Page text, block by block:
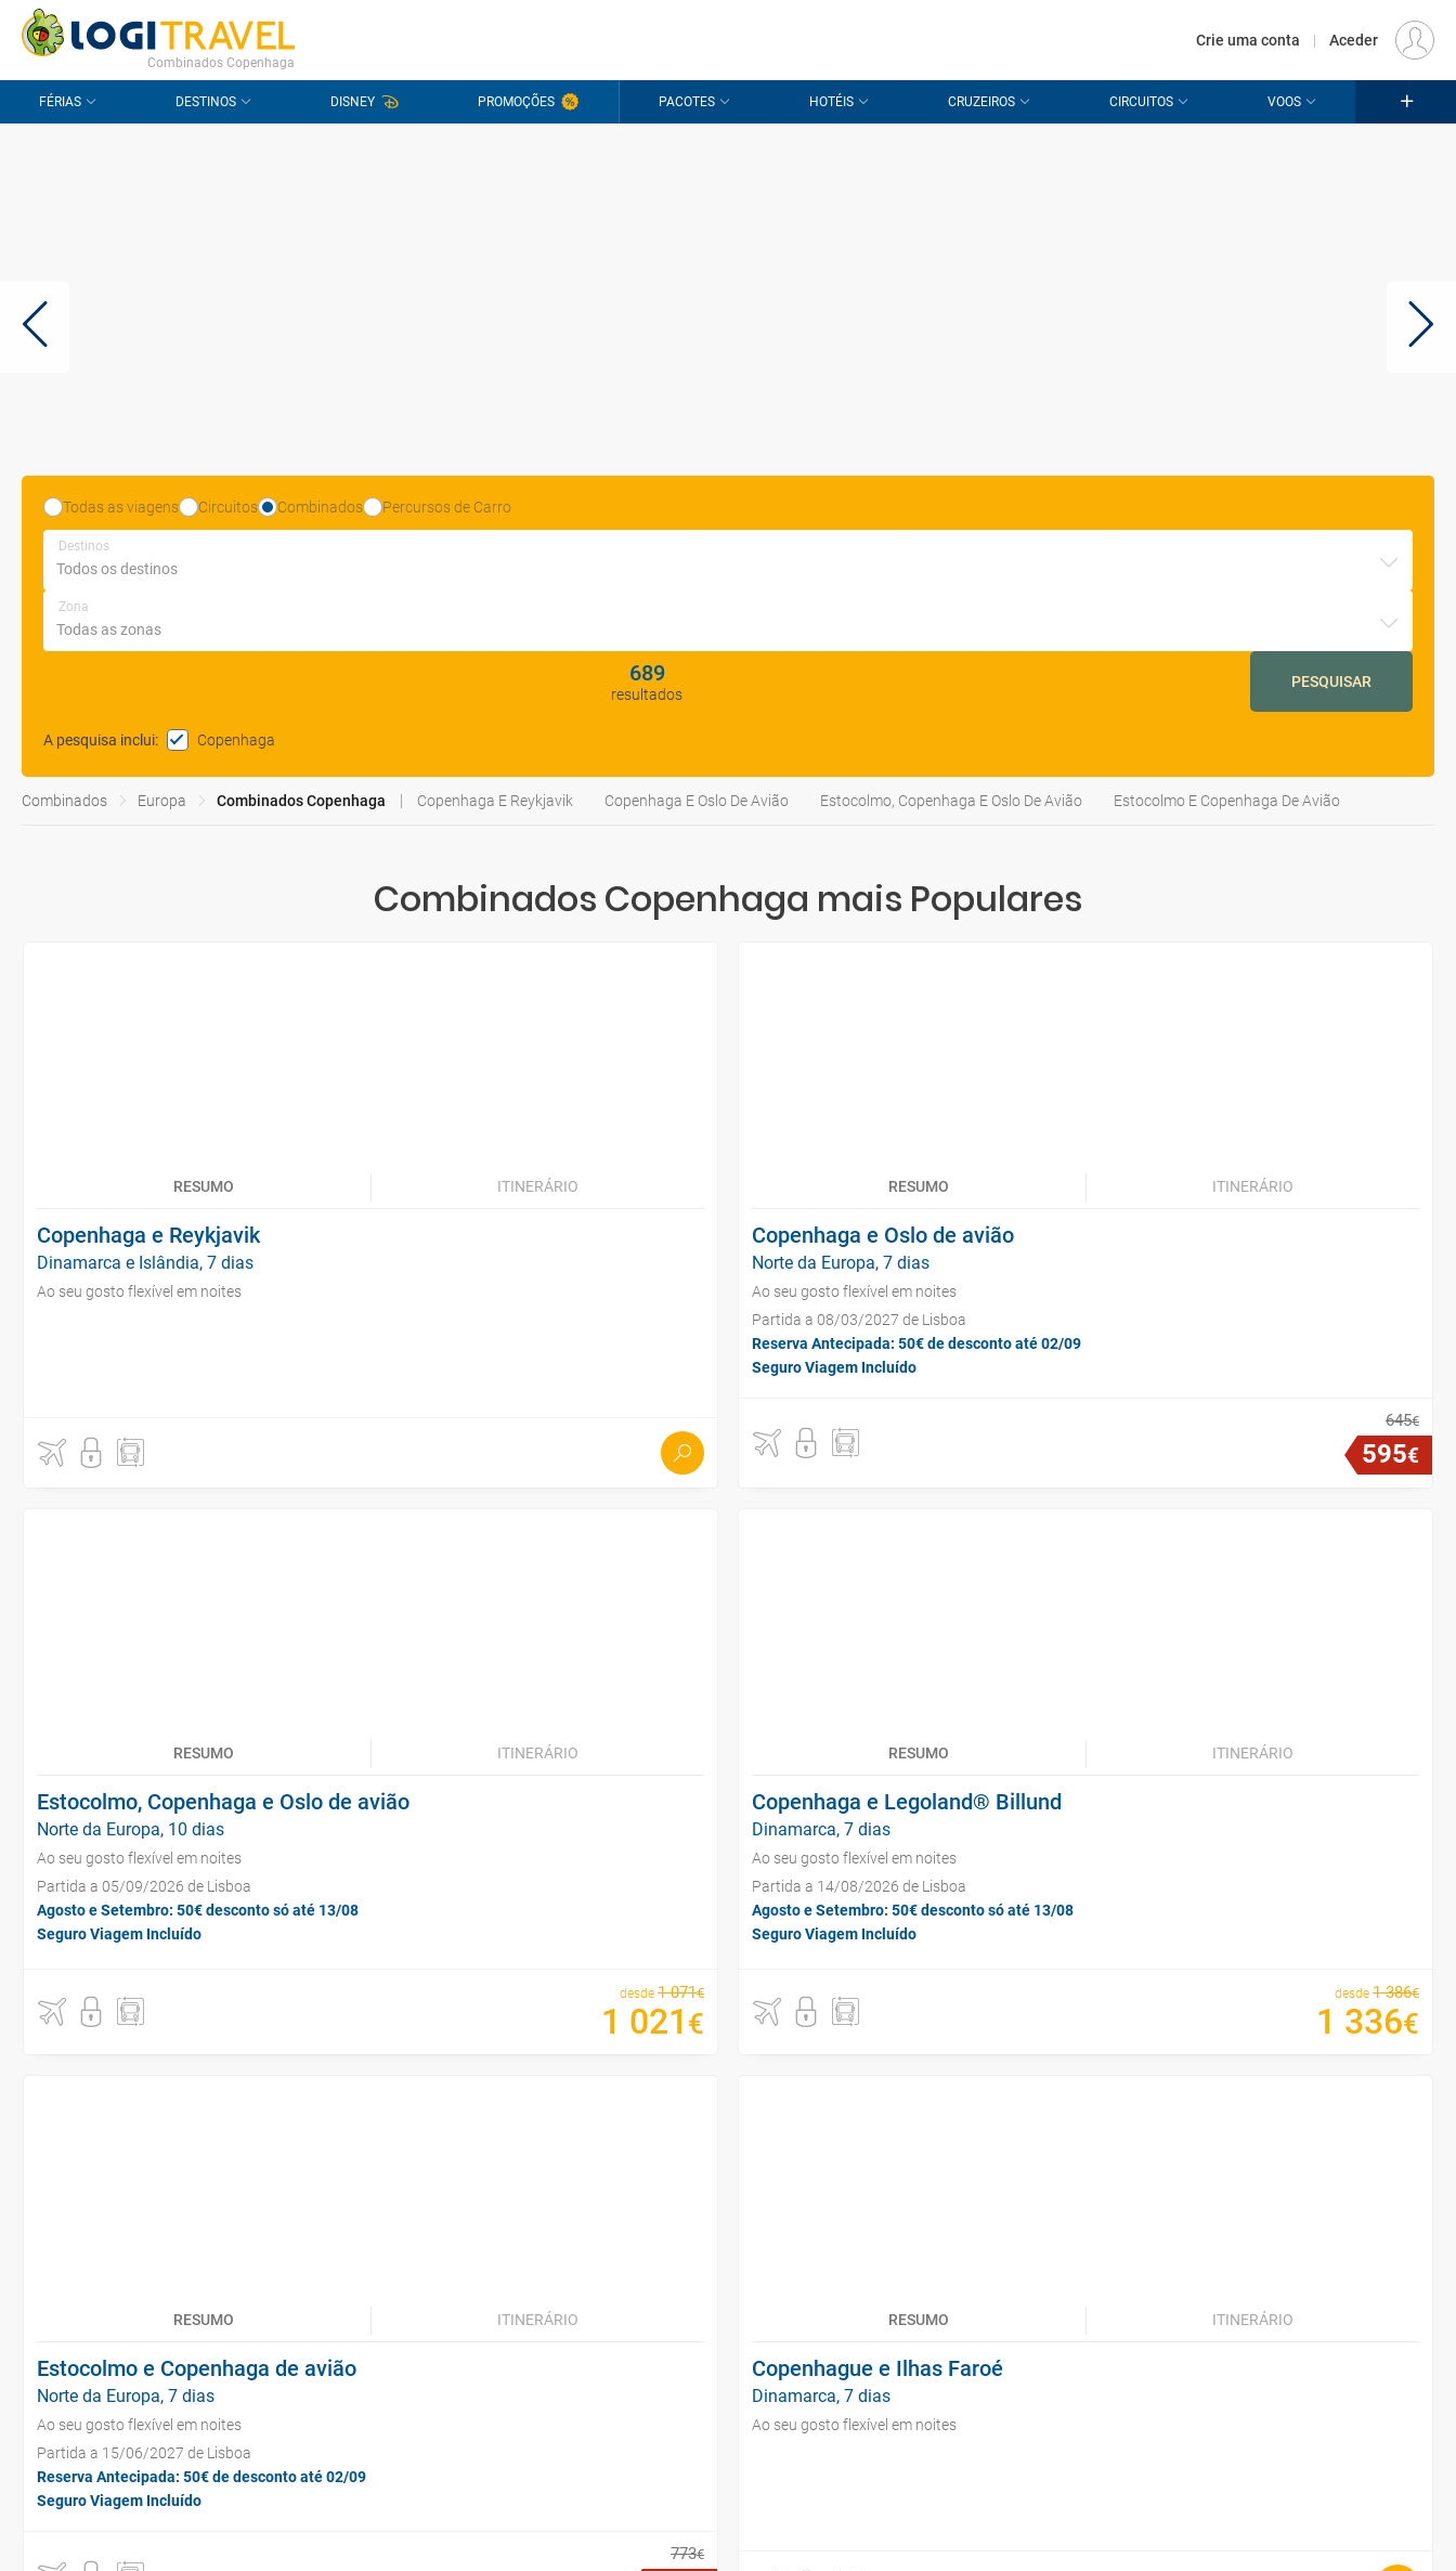
CONTACTO PERGUNTAS FREQUENTES EUR
Combinados Copenhaga
Crie uma conta | Aceder
FÉRIAS DESTINOS DISNEY PROMOÇÕES PACOTES HOTÉIS CRUZEIROS CIRCUITOS VOOS
Todas as viagens Circuitos Combinados Percursos de Carro
Destinos
Zona
689
resultados
PESQUISAR
A pesquisa inclui: Copenhaga
Combinados Europa Combinados Copenhaga Copenhaga E Reykjavik Copenhaga E Oslo De Avião Estocolmo, Copenhaga E Oslo De Avião Estocolmo E Copenhaga De Avião
Combinados Copenhaga mais Populares
RESUMO ITINERÁRIO
Copenhaga e Reykjavik
Dinamarca e Islândia, 7 dias
Ao seu gosto flexível em noites
RESUMO ITINERÁRIO
Copenhaga e Oslo de avião
Norte da Europa, 7 dias
Ao seu gosto flexível em noites
Partida a 08/03/2027 de Lisboa
Reserva Antecipada: 50€ de desconto até 02/09
Seguro Viagem Incluído
645€
595€
RESUMO ITINERÁRIO
Estocolmo, Copenhaga e Oslo de avião
Norte da Europa, 10 dias
Ao seu gosto flexível em noites
Partida a 05/09/2026 de Lisboa
Agosto e Setembro: 50€ desconto só até 13/08
Seguro Viagem Incluído
desde 1 071€
1 021 €
RESUMO ITINERÁRIO
Copenhaga e Legoland® Billund
Dinamarca, 7 dias
Ao seu gosto flexível em noites
Partida a 14/08/2026 de Lisboa
Agosto e Setembro: 50€ desconto só até 13/08
Seguro Viagem Incluído
desde 1 386€
1 336€
RESUMO ITINERÁRIO
Estocolmo e Copenhaga de avião
Norte da Europa, 7 dias
Ao seu gosto flexível em noites
Partida a 15/06/2027 de Lisboa
Reserva Antecipada: 50€ de desconto até 02/09
Seguro Viagem Incluído
773€
RESUMO ITINERÁRIO
Copenhague e Ilhas Faroé
Dinamarca, 7 dias
Ao seu gosto flexível em noites